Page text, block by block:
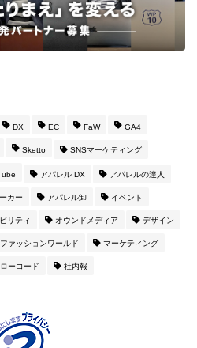
DX EC FaW GA4
Sketto SNSマーケティング
アパレル DX アパレルの達人
カー アパレル卸 イベント
リティ オウンドメディア デザイン
ファッションワールド マーケティング
ローコード 社内報